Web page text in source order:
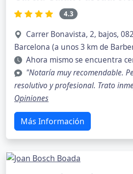
4.3
Carrer Bonavista, 2, bajos,
Barcelona (a unos 3 km de
Ahora mismo se encuentra
"Notaría muy recomendable.
resolutivo y profesional. Trato
Opiniones
Más Información